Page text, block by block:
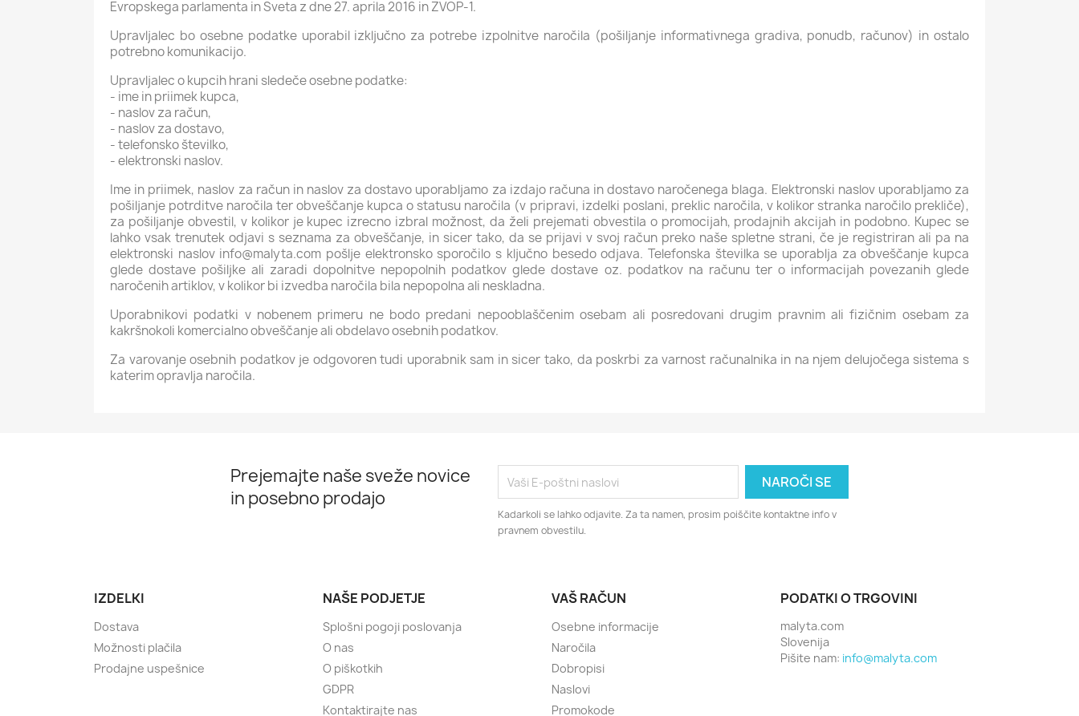
Evropskega parlamenta in Sveta z dne 27. aprila 2016 in ZVOP-1.
Upravljalec bo osebne podatke uporabil izključno za potrebe izpolnitve naročila (pošiljanje informativnega gradiva, ponudb, računov) in ostalo
potrebno komunikacijo.
Upravljalec o kupcih hrani sledeče osebne podatke:
- ime in priimek kupca,
- naslov za račun,
- naslov za dostavo,
- telefonsko številko,
- elektronski naslov.
Ime in priimek, naslov za račun in naslov za dostavo uporabljamo za izdajo računa in dostavo naročenega blaga. Elektronski naslov uporabljamo za
pošiljanje potrditve naročila ter obveščanje kupca o statusu naročila (v pripravi, izdelki poslani, preklic naročila, v kolikor stranka naročilo prekliče),
za pošiljanje obvestil, v kolikor je kupec izrecno izbral možnost, da želi prejemati obvestila o promocijah, prodajnih akcijah in podobno. Kupec se
lahko vsak trenutek odjavi s seznama za obveščanje, in sicer tako, da se prijavi v svoj račun preko naše spletne strani, če je registriran ali pa na
elektronski naslov info@malyta.com pošlje elektronsko sporočilo s ključno besedo odjava. Telefonska številka se uporablja za obveščanje kupca
glede dostave pošiljke ali zaradi dopolnitve nepopolnih podatkov glede dostave oz. podatkov na računu ter o informacijah povezanih glede
naročenih artiklov, v kolikor bi izvedba naročila bila nepopolna ali neskladna.
Uporabnikovi podatki v nobenem primeru ne bodo predani nepooblaščenim osebam ali posredovani drugim pravnim ali fizičnim osebam za
kakršnokoli komercialno obveščanje ali obdelavo osebnih podatkov.
Za varovanje osebnih podatkov je odgovoren tudi uporabnik sam in sicer tako, da poskrbi za varnost računalnika in na njem delujočega sistema s
katerim opravlja naročila.
Prejemajte naše sveže novice
in posebno prodajo
Kadarkoli se lahko odjavite. Za ta namen, prosim poiščite kontaktne info v
pravnem obvestilu.
IZDELKI
Dostava
Možnosti plačila
Prodajne uspešnice
NAŠE PODJETJE
Splošni pogoji poslovanja
O nas
O piškotkih
GDPR
Kontaktirajte nas
VAŠ RAČUN
Osebne informacije
Naročila
Dobropisi
Naslovi
Promokode
PODATKI O TRGOVINI
malyta.com
Slovenija
Pišite nam: info@malyta.com